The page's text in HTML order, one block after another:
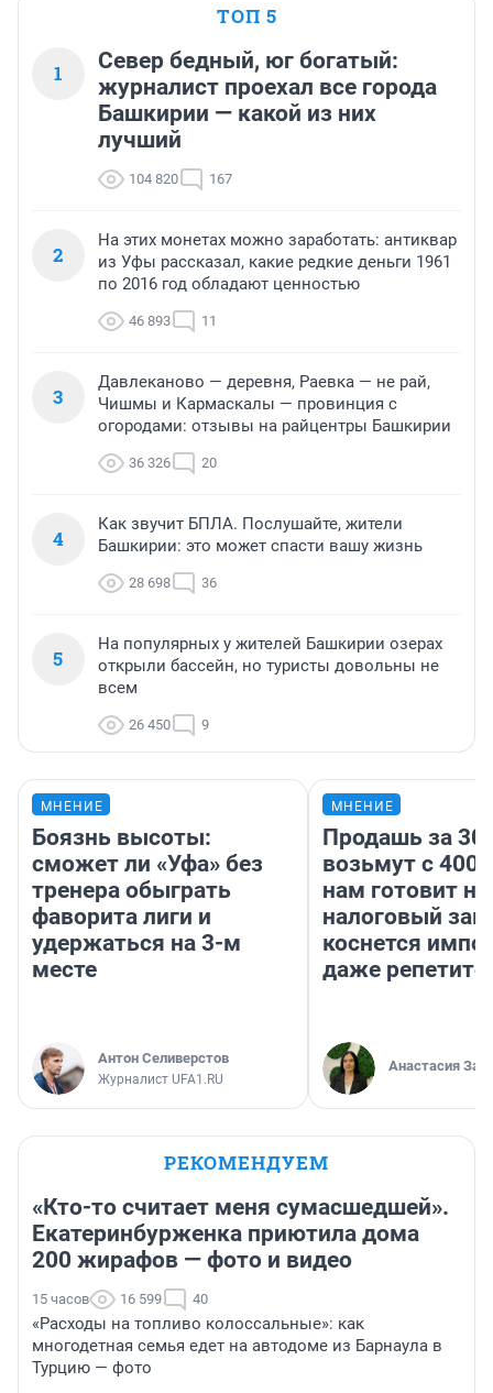
ТОП 5
1
Север бедный, юг богатый:
журналист проехал все города
Башкирии — какой из них
лучший
104 820 167
2
На этих монетах можно заработать: антиквар
из Уфы рассказал, какие редкие деньги 1961
по 2016 год обладают ценностью
46 893 11
3
Давлеканово — деревня, Раевка — не рай,
Чишмы и Кармаскалы — провинция с
огородами: отзывы на райцентры Башкирии
36 326 20
4
Как звучит БПЛА. Послушайте, жители
Башкирии: это может спасти вашу жизнь
28 698 36
5
На популярных у жителей Башкирии озерах
открыли бассейн, но туристы довольны не
всем
26 450 9
МНЕНИЕ
Боязнь высоты:
сможет ли «Уфа» без
тренера обыграть
фаворита лиги и
удержаться на 3-м
месте
Антон Селиверстов
Журналист UFA1.RU
МНЕНИЕ
Продашь за
возьмут с
нам готовит
налоговый
коснется
даже
Анастасия
РЕКОМЕНДУЕМ
«Кто-то считает меня сумасшедшей».
Екатеринбурженка приютила дома
200 жирафов — фото и видео
15 часов 16 599 40
«Расходы на топливо колоссальные»: как
многодетная семья едет на автодоме из Барнаула в
Турцию — фото